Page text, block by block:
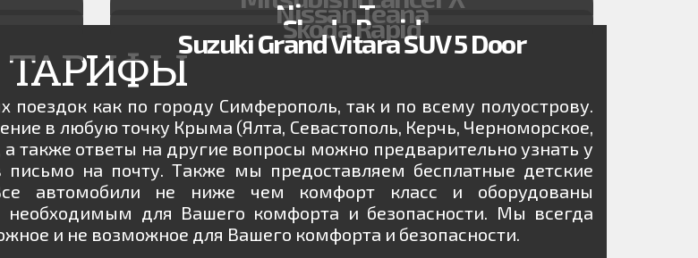
Nissan Teana
Skoda Rapid
Suzuki Grand Vitara SUV 5 Door
ТАРИФЫ
поездок как по городу Симферополь, так и по всему полуострову.
в любую точку Крыма (Ялта, Севастополь, Керчь, Черноморское,
а также ответы на другие вопросы можно предварительно узнать у
на почту. Также мы предоставляем бесплатные детские
автомобили не ниже чем комфорт класс и оборудованы
для Вашего комфорта и безопасности. Мы всегда
и не возможное для Вашего комфорта и безопасности.